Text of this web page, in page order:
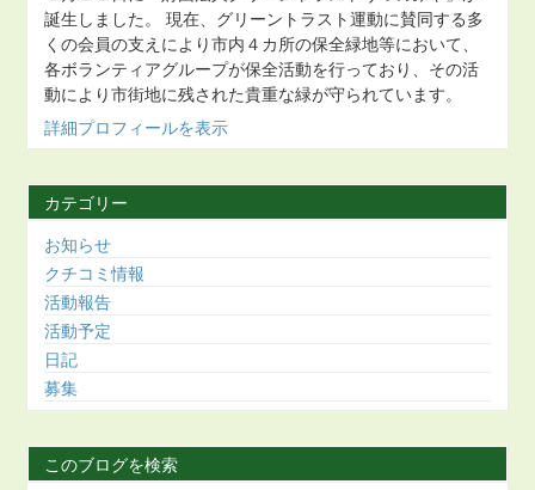
誕生しました。 現在、グリーントラスト運動に賛同する多
くの会員の支えにより市内４カ所の保全緑地等において、
各ボランティアグループが保全活動を行っており、その活
動により市街地に残された貴重な緑が守られています。
詳細プロフィールを表示
カテゴリー
お知らせ
クチコミ情報
活動報告
活動予定
日記
募集
このブログを検索